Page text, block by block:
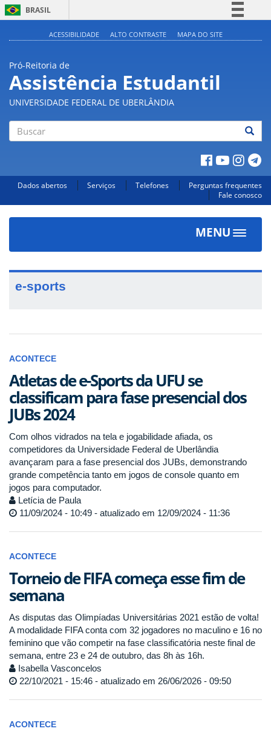
BRASIL
Acesso à informação
Legislação
Canais
ACESSIBILIDADE ALTO CONTRASTE MAPA DO SITE
Pró-Reitoria de
Assistência Estudantil
UNIVERSIDADE FEDERAL DE UBERLÂNDIA
Dados abertos Serviços Telefones
Perguntas frequentes
Fale conosco
MENU
Toggle
e-sports
ACONTECE
Atletas de e-Sports da UFU se
classificam para fase presencial dos
JUBs 2024
Com olhos vidrados na tela e jogabilidade afiada, os
competidores da Universidade Federal de Uberlândia
avançaram para a fase presencial dos JUBs, demonstrando
grande competência tanto em jogos de console quanto em
jogos para computador.
Letícia de Paula
11/09/2024 - 10:49 - atualizado em 12/09/2024 - 11:36
ACONTECE
Torneio de FIFA começa esse fim de
semana
As disputas das Olimpíadas Universitárias 2021 estão de volta!
A modalidade FIFA conta com 32 jogadores no maculino e 16 no
feminino que vão competir na fase classificatória neste final de
semana, entre 23 e 24 de outubro, das 8h às 16h.
Isabella Vasconcelos
22/10/2021 - 15:46 - atualizado em 26/06/2026 - 09:50
ACONTECE